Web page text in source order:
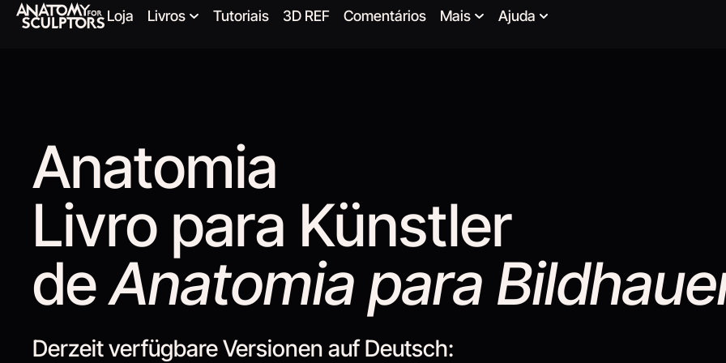
Loja Livros Tutoriais 3D REF Comentários Mais Ajuda
Anatomia
Livro para Künstler
deAnatomia para
Derzeit verfügbare Versionen auf Deutsch: